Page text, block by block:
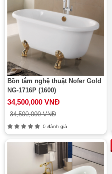
Bồn tắm nghệ thuật Nofer Gold
NG-1716P (1600)
34,500,000 VNĐ
34,500,000 VNĐ
0 đánh giá